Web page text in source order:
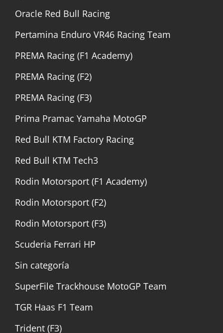
Oracle Red Bull Racing
Pertamina Enduro VR46 Racing Team
PREMA Racing (F1 Academy)
PREMA Racing (F2)
PREMA Racing (F3)
Prima Pramac Yamaha MotoGP
Red Bull KTM Factory Racing
Red Bull KTM Tech3
Rodin Motorsport (F1 Academy)
Rodin Motorsport (F2)
Rodin Motorsport (F3)
Scuderia Ferrari HP
Sin categoría
SuperFile Trackhouse MotoGP Team
TGR Haas F1 Team
Trident (F3)